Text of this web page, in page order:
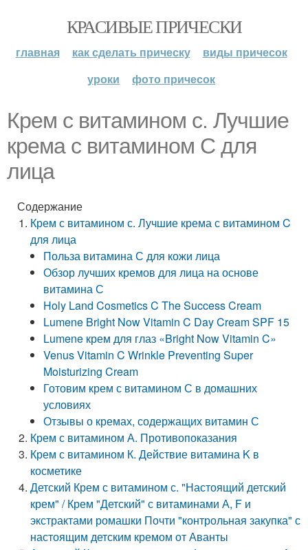
КРАСИВЫЕ ПРИЧЕСКИ
главная как сделать прическу
виды причесок
уроки
фото причесок
Крем с витамином с. Лучшие
крема с витамином C для
лица
Содержание
Крем с витамином с. Лучшие крема с витамином C
для лица
Польза витамина С для кожи лица
Обзор лучших кремов для лица на основе
витамина С
Holy Land Cosmetics C The Success Cream
Lumene Bright Now Vitamin C Day Cream SPF 15
Lumene крем для глаз «Bright Now Vitamin C»
Venus Vitamin C Wrinkle Preventing Super
Moisturizing Cream
Готовим крем с витамином С в домашних
условиях
Отзывы о кремах, содержащих витамин С
Крем с витамином А. Противопоказания
Крем с витамином К. Действие витамина K в
косметике
Детский Крем с витамином с. "Настоящий детский
крем" / Крем "Детский" с витаминами А, F и
экстрактами ромашки Почти "контрольная закупка" с
настоящим детским кремом от Аванты